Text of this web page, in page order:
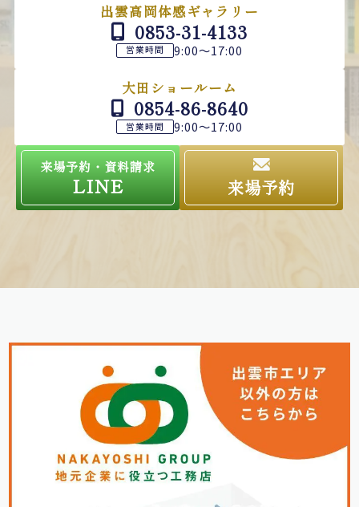
出雲高岡体感ギャラリー
0853-31-4133
営業時間 9:00～17:00
大田ショールーム
0854-86-8640
営業時間 9:00～17:00
来場予約・資料請求
LINE 来場予約